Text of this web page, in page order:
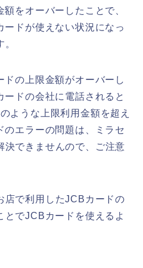
をオーバーしたことで、
ードが使えない状況になっ
の上限金額がオーバーし
ドの会社に電話されると
ような上限利用金額を超え
エラーの問題は、ミラセ
決できませんので、ご注意
店で利用したJCBカードの
とでJCBカードを使えるよ